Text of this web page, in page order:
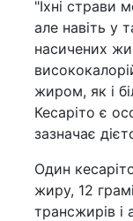
"Їхні страви
але навіть у
насичених
жиром, як і
Кесаріто є
зазначає
Один
жиру, 12
трансжирів і